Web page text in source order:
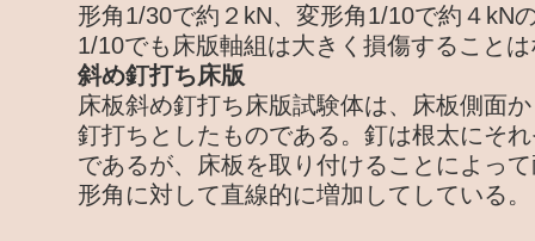
形角1/30で約２kN、変形角1/10で約４kN
1/10でも床版軸組は大きく損傷すること
斜め釘打ち床版
床板斜め釘打ち床版試験体は、床板側面
釘打ちとしたものである。釘は根太にそ
であるが、床板を取り付けることによっ
形角に対して直線的に増加してしている。